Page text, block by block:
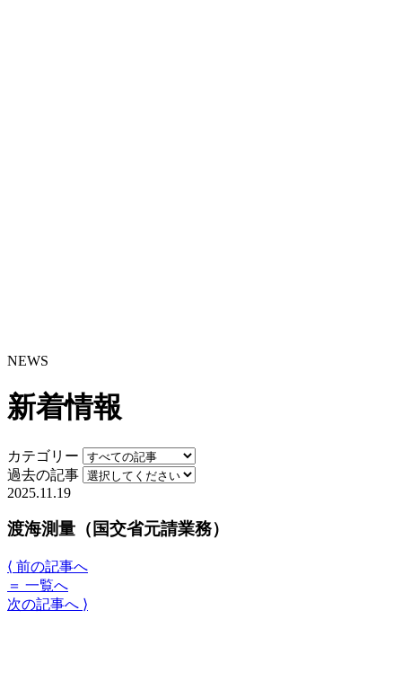
NEWS
新着情報
カテゴリー
過去の記事
2025.11.19
渡海測量（国交省元請業務）
⟨ 前の記事へ
＝ 一覧へ
次の記事へ ⟩